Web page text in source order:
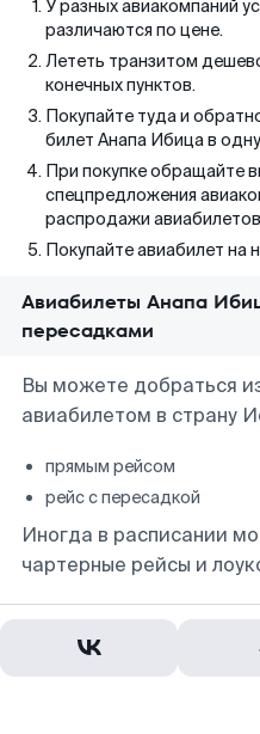
У разных авиакомпаний
различаются по цене.
Лететь транзитом
конечных пунктов.
Покупайте туда и
билет Анапа Ибица в
При покупке обращайте
спецпредложения
распродажи
Покупайте авиабилет на
Авиабилеты Анапа
пересадками
Вы можете добраться
авиабилетом в страну
прямым рейсом
рейс с пересадкой
Иногда в расписании
чартерные рейсы и